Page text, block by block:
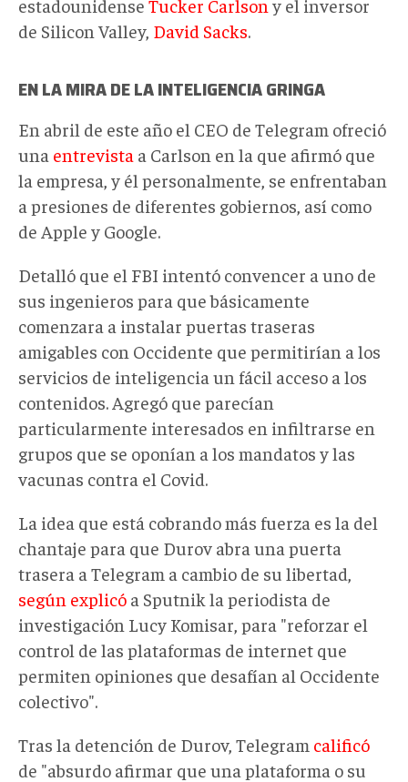
estadounidense Tucker Carlson y el inversor
de Silicon Valley, David Sacks.
EN LA MIRA DE LA INTELIGENCIA GRINGA
En abril de este año el CEO de Telegram ofreció
una entrevista a Carlson en la que afirmó que
la empresa, y él personalmente, se enfrentaban
a presiones de diferentes gobiernos, así como
de Apple y Google.
Detalló que el FBI intentó convencer a uno de
sus ingenieros para que básicamente
comenzara a instalar puertas traseras
amigables con Occidente que permitirían a los
servicios de inteligencia un fácil acceso a los
contenidos. Agregó que parecían
particularmente interesados en infiltrarse en
grupos que se oponían a los mandatos y las
vacunas contra el Covid.
La idea que está cobrando más fuerza es la del
chantaje para que Durov abra una puerta
trasera a Telegram a cambio de su libertad,
según explicó a Sputnik la periodista de
investigación Lucy Komisar, para "reforzar el
control de las plataformas de internet que
permiten opiniones que desafían al Occidente
colectivo".
Tras la detención de Durov, Telegram calificó
de "absurdo afirmar que una plataforma o su